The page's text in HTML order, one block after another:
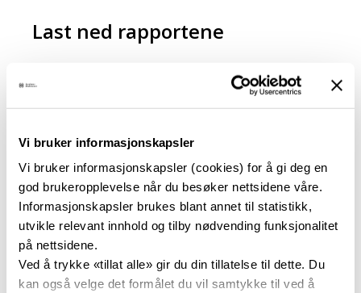
Vi bruker informasjonskapsler
Vi bruker informasjonskapsler (cookies) for å gi deg en
god brukeropplevelse når du besøker nettsidene våre.
Informasjonskapsler brukes blant annet til statistikk,
utvikle relevant innhold og tilby nødvending funksjonalitet
på nettsidene.
Ved å trykke «tillat alle» gir du din tillatelse til dette. Du
kan også velge det formålet du vil samtykke til ved å
Last ned rapportene
Revisjonsrapport Flytoget 2020
Revisjonsrapport Flytoget 2021
pdf · 4 MB · Dato: 27.11.2023
Revisjonsrapport Flytoget 2022
pdf · 3 MB · Dato: 27.11.2023
Revisjonsrapport Go-Ahead 2020
pdf · 3 MB · Dato: 27.11.2023